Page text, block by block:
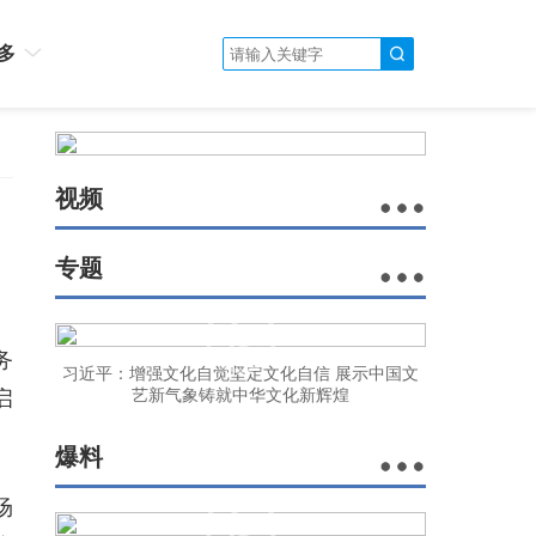
视频
专题
习近平：增强文化自觉坚定文化自信 展示中国文
艺新气象铸就中华文化新辉煌
爆料